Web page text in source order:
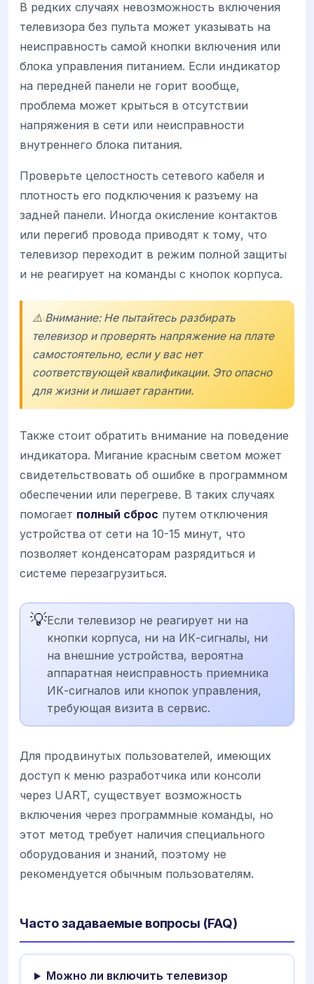
В редких случаях невозможность включения
телевизора без пульта может указывать на
неисправность самой кнопки включения или
блока управления питанием. Если индикатор
на передней панели не горит вообще,
проблема может крыться в отсутствии
напряжения в сети или неисправности
внутреннего блока питания.
Проверьте целостность сетевого кабеля и
плотность его подключения к разъему на
задней панели. Иногда окисление контактов
или перегиб провода приводят к тому, что
телевизор переходит в режим полной защиты
и не реагирует на команды с кнопок корпуса.
⚠️ Внимание: Не пытайтесь разбирать
телевизор и проверять напряжение на плате
самостоятельно, если у вас нет
соответствующей квалификации. Это опасно
для жизни и лишает гарантии.
Также стоит обратить внимание на поведение
индикатора. Мигание красным светом может
свидетельствовать об ошибке в программном
обеспечении или перегреве. В таких случаях
помогает полный сброс путем отключения
устройства от сети на 10-15 минут, что
позволяет конденсаторам разрядиться и
системе перезагрузиться.
💡Если телевизор не реагирует ни на
кнопки корпуса, ни на ИК-сигналы, ни
на внешние устройства, вероятна
аппаратная неисправность приемника
ИК-сигналов или кнопок управления,
требующая визита в сервис.
Для продвинутых пользователей, имеющих
доступ к меню разработчика или консоли
через UART, существует возможность
включения через программные команды, но
этот метод требует наличия специального
оборудования и знаний, поэтому не
рекомендуется обычным пользователям.
Часто задаваемые вопросы (FAQ)
Можно ли включить телевизор